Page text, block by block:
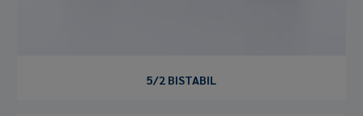
5/2 BISTABIL